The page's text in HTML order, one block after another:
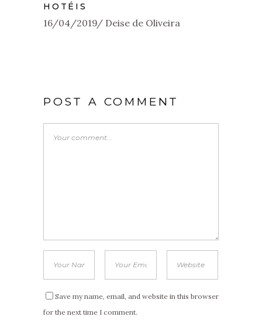
HOTÉIS
16/04/2019 Deise de Oliveira
POST A COMMENT
Save my name, email, and website in this browser
for the next time I comment.